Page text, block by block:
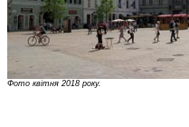
Фото квітня 2018 року.